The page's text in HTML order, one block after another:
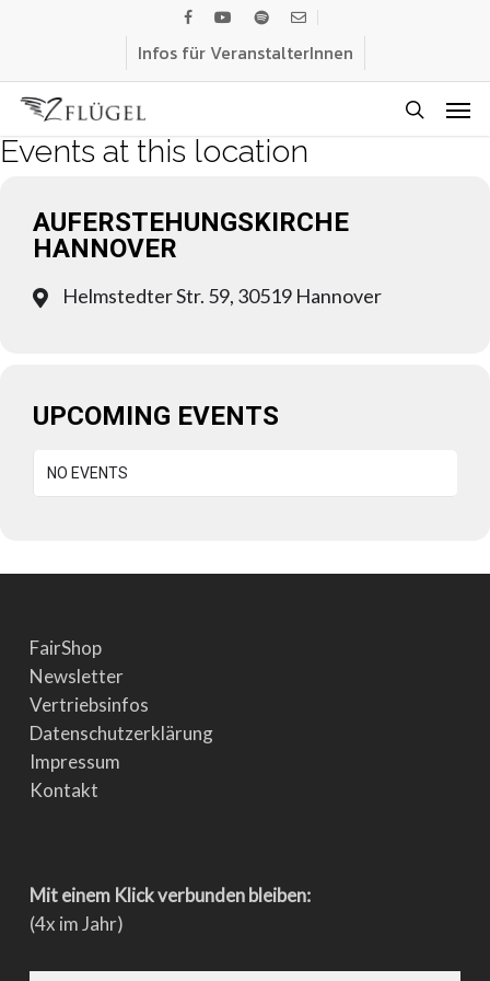
content
facebook
youtubespotifyemail
Infos für VeranstalterInnen
Events at this location
AUFERSTEHUNGSKIRCHE
HANNOVER
Helmstedter Str. 59, 30519 Hannover
UPCOMING EVENTS
NO EVENTS
FairShop
Newsletter
Vertriebsinfos
Datenschutzerklärung
Impressum
Kontakt
Mit einem Klick verbunden bleiben:
(4x im Jahr)